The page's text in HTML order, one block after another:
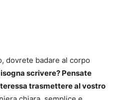
dovrete badare al corpo
scrivere? Pensate
trasmettere al vostro